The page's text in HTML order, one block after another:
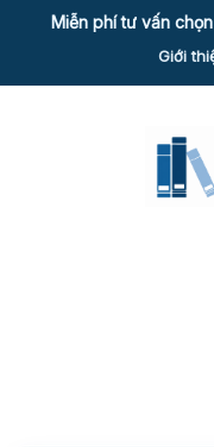
Miễn phí tư vấn
Giới